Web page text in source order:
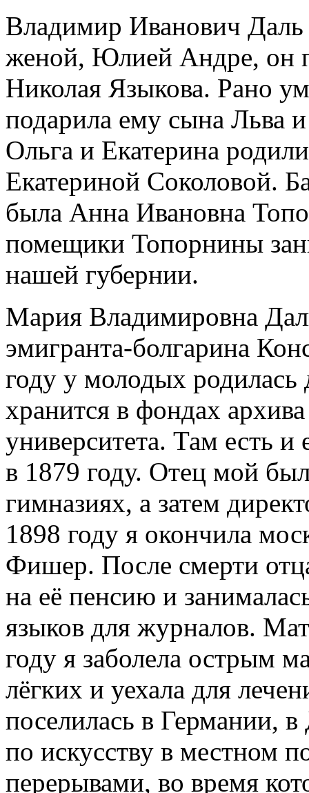
Владимир Иванович
женой, Юлией Андре, он
Николая Языкова. Рано
подарила ему сына
Ольга и Екатерина
Екатериной Соколовой.
была Анна Ивановна
помещики Топорнины
нашей губернии.
Мария Владимировна
эмигранта-болгарина
году у молодых
хранится в фондах
университета. Там есть
в 1879 году. Отец мой
гимназиях, а затем
1898 году я окончила
Фишер. После смерти
на её пенсию и
языков для журналов.
году я заболела острым
лёгких и уехала для
поселилась в Германии,
по искусству в местном
перерывами, во время